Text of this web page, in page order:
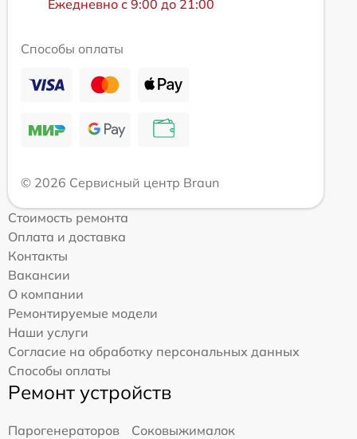
Ежедневно с 9:00 до 21:00
Способы оплаты
© 2026 Сервисный центр Braun
Стоимость ремонта
Оплата и доставка
Контакты
Вакансии
О компании
Ремонтируемые модели
Наши услуги
Согласие на обработку персональных данных
Способы оплаты
Ремонт устройств
Парогенераторов
Соковыжималок